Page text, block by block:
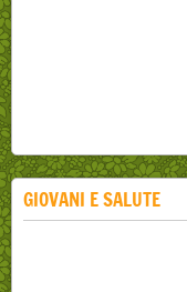
GIOVANI E SALUTE